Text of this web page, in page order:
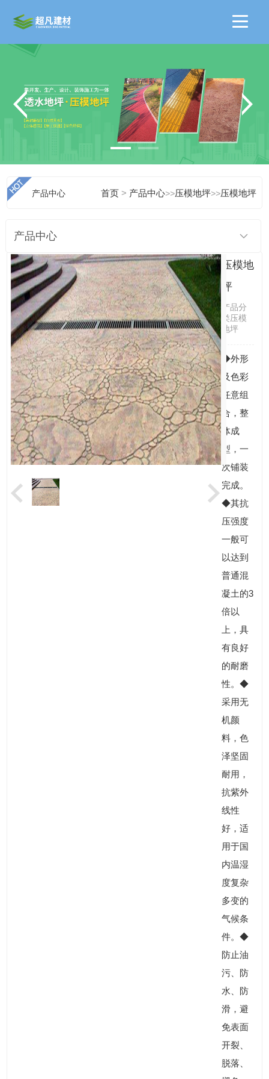
产品中心 首页 > 产品中心>>压模地坪>>压模地坪
产品中心
压模地
坪
产品分
类压模
地坪
◆外形
及色彩
任意组
合，整
体成
型，一
次铺装
完成。
◆其抗
压强度
一般可
以达到
普通混
凝土的3
倍以
上，具
有良好
的耐磨
性。◆
采用无
机颜
料，色
泽坚固
耐用，
抗紫外
线性
好，适
用于国
内温湿
度复杂
多变的
气候条
件。◆
防止油
污、防
水、防
滑，避
免表面
开裂、
脱落、